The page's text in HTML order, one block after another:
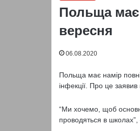
Польща має
вересня
06.08.2020
Польща має намір
інфекції. Про це заявив
“Ми хочемо, щоб
проводяться в школах”,